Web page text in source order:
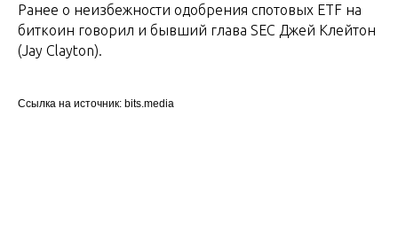
Ранее о неизбежности одобрения спотовых ETF на
биткоин говорил и бывший глава SEC Джей Клейтон
(Jay Clayton).
Ссылка на источник: bits.media